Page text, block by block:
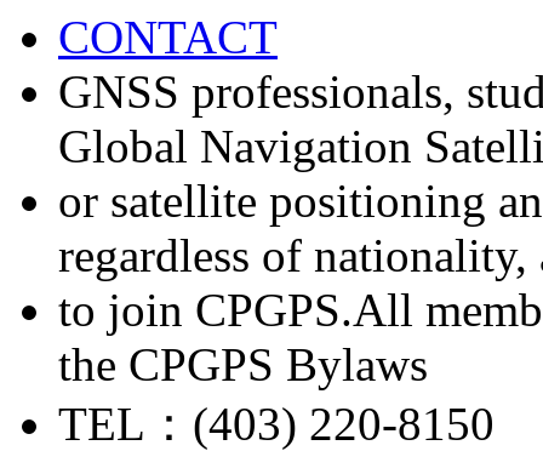
CONTACT
GNSS professionals,
Global Navigation
or satellite positioning
regardless of nationality,
to join CPGPS.All
the CPGPS Bylaws
TEL：(403) 220-8150